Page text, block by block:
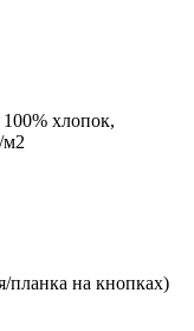
хлопок,
м2
планка на кнопках)